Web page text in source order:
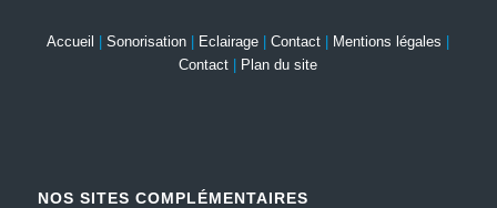
Accueil |Sonorisation | Eclairage |Contact | Mentions légales |
Contact | Plan du site
NOS SITES COMPLÉMENTAIRES